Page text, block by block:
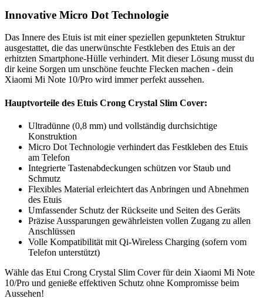
Innovative Micro Dot Technologie
Das Innere des Etuis ist mit einer speziellen gepunkteten Struktur
ausgestattet, die das unerwünschte Festkleben des Etuis an der
erhitzten Smartphone-Hülle verhindert. Mit dieser Lösung musst du
dir keine Sorgen um unschöne feuchte Flecken machen - dein
Xiaomi Mi Note 10/Pro wird immer perfekt aussehen.
Hauptvorteile des Etuis Crong Crystal Slim Cover:
Ultradünne (0,8 mm) und vollständig durchsichtige
Konstruktion
Micro Dot Technologie verhindert das Festkleben des Etuis
am Telefon
Integrierte Tastenabdeckungen schützen vor Staub und
Schmutz
Flexibles Material erleichtert das Anbringen und Abnehmen
des Etuis
Umfassender Schutz der Rückseite und Seiten des Geräts
Präzise Aussparungen gewährleisten vollen Zugang zu allen
Anschlüssen
Volle Kompatibilität mit Qi-Wireless Charging (sofern vom
Telefon unterstützt)
Wähle das Etui Crong Crystal Slim Cover für dein Xiaomi Mi Note
10/Pro und genieße effektiven Schutz ohne Kompromisse beim
Aussehen!